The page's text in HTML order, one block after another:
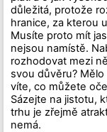
důležitá, protože
hranice, za kterou
Musíte proto mít
nejsou namístě.
rozhodovat mezi
svou důvěru?
víte, co můžete
Sázejte na jistotu,
trhu je zřejmě
nemá.